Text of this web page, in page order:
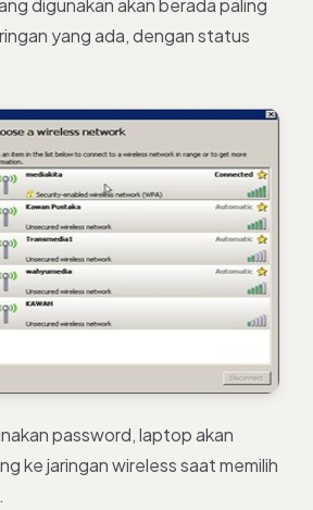
yang ada, dengan status
password, laptop akan
ke jaringan wireless saat memilih